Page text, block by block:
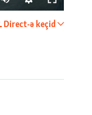
Direct-ə keçid